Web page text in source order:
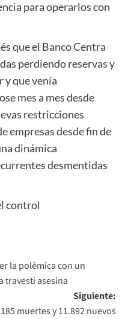
para operarlos con
que el Banco Centra
perdiendo reservas y
y que venía
mes a mes desde
restricciones
empresas desde fin de
dinámica
desmentidas
control
la polémica con un
travesti asesina
Siguiente:
muertes y 11.892 nuevos